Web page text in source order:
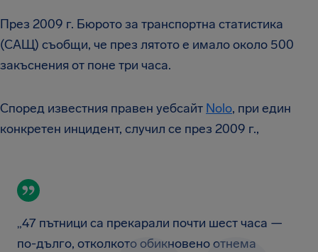
През 2009 г. Бюрото за транспортна статистика
(САЩ) съобщи, че през лятото е имало около 500
закъснения от поне три часа.
Според известния правен уебсайт Nolo, при един
конкретен инцидент, случил се през 2009 г.,
„47 пътници са прекарали почти шест часа —
по-дълго, отколкото обикновено отнема